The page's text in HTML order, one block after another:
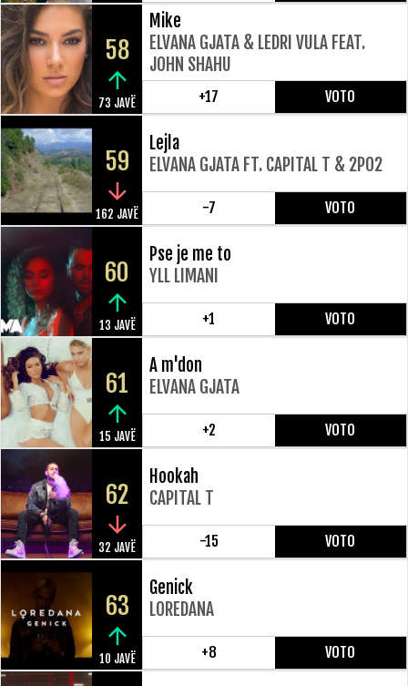
58
73 JAVË
Mike
ELVANA GJATA & LEDRI VULA FEAT.
JOHN SHAHU
+17 VOTO
59
162 JAVË
Lejla
ELVANA GJATA FT. CAPITAL T & 2PO2
-7 VOTO
60
13 JAVË
Pse je me to
YLL LIMANI
+1 VOTO
61
15 JAVË
A m'don
ELVANA GJATA
+2 VOTO
62
32 JAVË
Hookah
CAPITAL T
-15 VOTO
63
10 JAVË
Genick
LOREDANA
+8 VOTO